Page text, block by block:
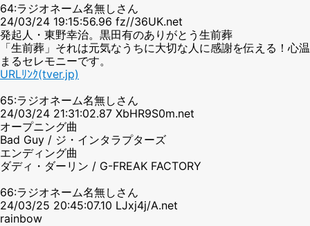
64:ラジオネーム名無しさん
24/03/24 19:15:56.96 fz//36UK.net
発起人・東野幸治。黒田有のありがとう生前葬
「生前葬」それは元気なうちに大切な人に感謝を伝える！心温
まるセレモニーです。
URLﾘﾝｸ(tver.jp)
65:ラジオネーム名無しさん
24/03/24 21:31:02.87 XbHR9S0m.net
オープニング曲
Bad Guy / ジ・インタラプターズ
エンディング曲
ダディ・ダーリン / G-FREAK FACTORY
66:ラジオネーム名無しさん
24/03/25 20:45:07.10 LJxj4j/A.net
rainbow